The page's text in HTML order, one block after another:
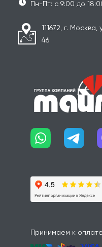
Пн-Пт: с 9:00 до
111672, г. Москва,
46
Принимаем к